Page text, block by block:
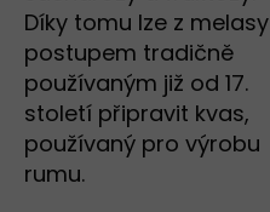
Díky tomu lze z melasy
postupem tradičně
používaným již od 17.
století připravit kvas,
používaný pro výrobu
rumu.